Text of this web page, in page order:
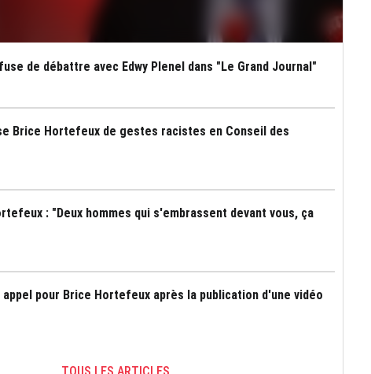
de débattre avec Edwy Plenel dans "Le Grand Journal"
Brice Hortefeux de gestes racistes en Conseil des
: "Deux hommes qui s'embrassent devant vous, ça
pour Brice Hortefeux après la publication d'une vidéo